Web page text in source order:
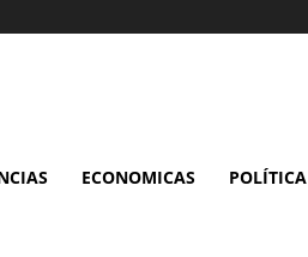
ECONOMICAS POLÍTICA